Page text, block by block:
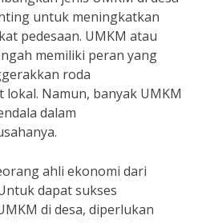
untuk meningkatkan
pedesaan. UMKM atau
memiliki peran yang
roda
Namun, banyak UMKM
dalam
ahli ekonomi dari
dapat sukses
di desa, diperlukan